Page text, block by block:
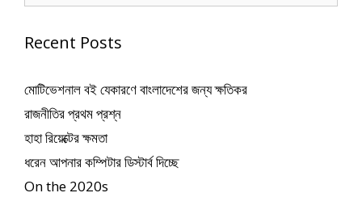
Recent Posts
মোটিভেশনাল বই যেকারণে বাংলাদেশের জন্য ক্ষতিকর
রাজনীতির প্রথম প্রশ্ন
হাহা রিয়েক্টের ক্ষমতা
ধরেন আপনার কম্পিটার ডিস্টার্ব দিচ্ছে
On the 2020s